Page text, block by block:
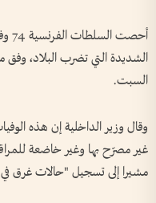
الشديدة التي تضرب البلاد، وفق
السبت.
وقال وزير الداخلية إن هذه
غير مصرّح بها وغير خاضعة
مشيرا إلى تسجيل "حالات غرق